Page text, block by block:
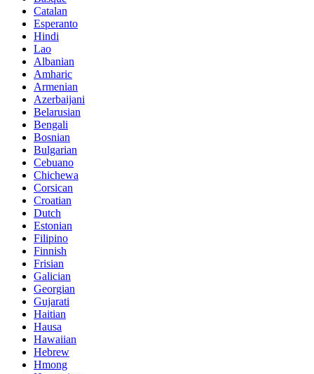
Catalan
Esperanto
Hindi
Lao
Albanian
Amharic
Armenian
Azerbaijani
Belarusian
Bengali
Bosnian
Bulgarian
Cebuano
Chichewa
Corsican
Croatian
Dutch
Estonian
Filipino
Finnish
Frisian
Galician
Georgian
Gujarati
Haitian
Hausa
Hawaiian
Hebrew
Hmong